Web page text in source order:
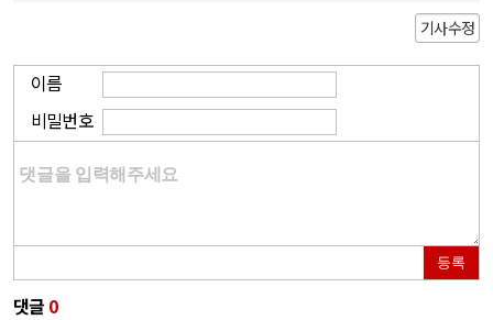
기사수정
이름
비밀번호
등록
댓글 0